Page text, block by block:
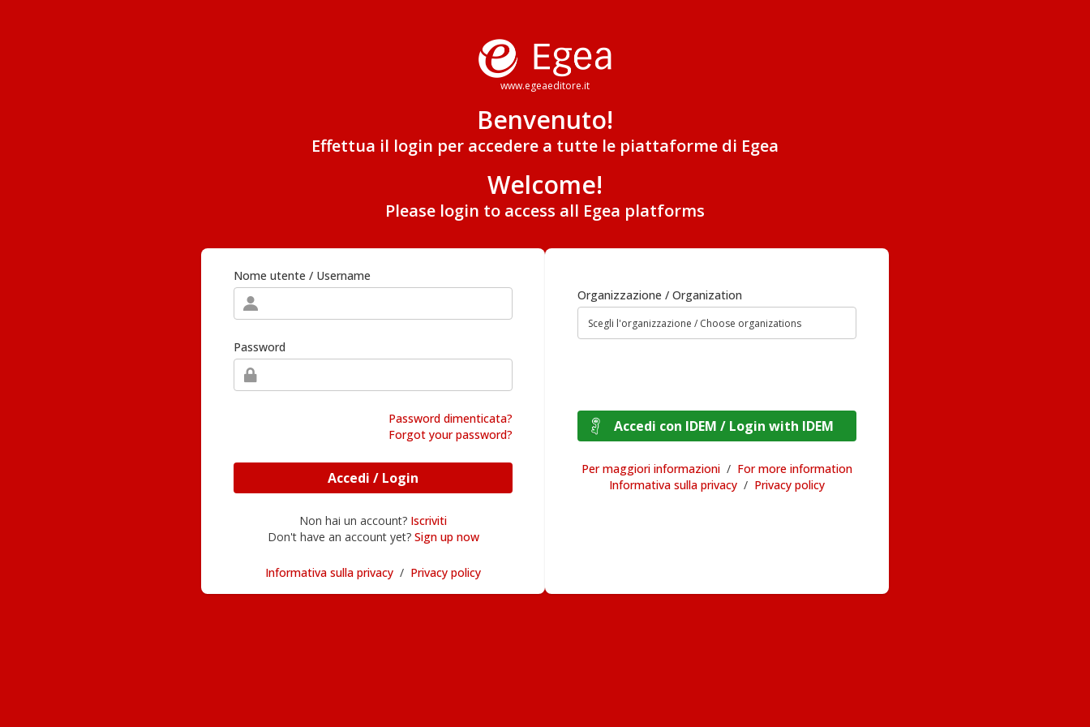
www.egeaeditore.it
Benvenuto!
Effettua il login per accedere a tutte le piattaforme di Egea
Welcome!
Please login to access all Egea platforms
Nome utente / Username
Password
Password dimenticata?
Forgot your password?
Accedi / Login
Non hai un account? Iscriviti
Don't have an account yet? Sign up now
Informativa sulla privacy / Privacy policy
Organizzazione / Organization
Accedi con IDEM / Login with IDEM
Per maggiori informazioni / For more information
Informativa sulla privacy / Privacy policy